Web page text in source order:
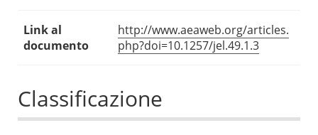
Link al
documento
http://www.aeaweb.org/articles.
php?doi=10.1257/jel.49.1.3
Classificazione